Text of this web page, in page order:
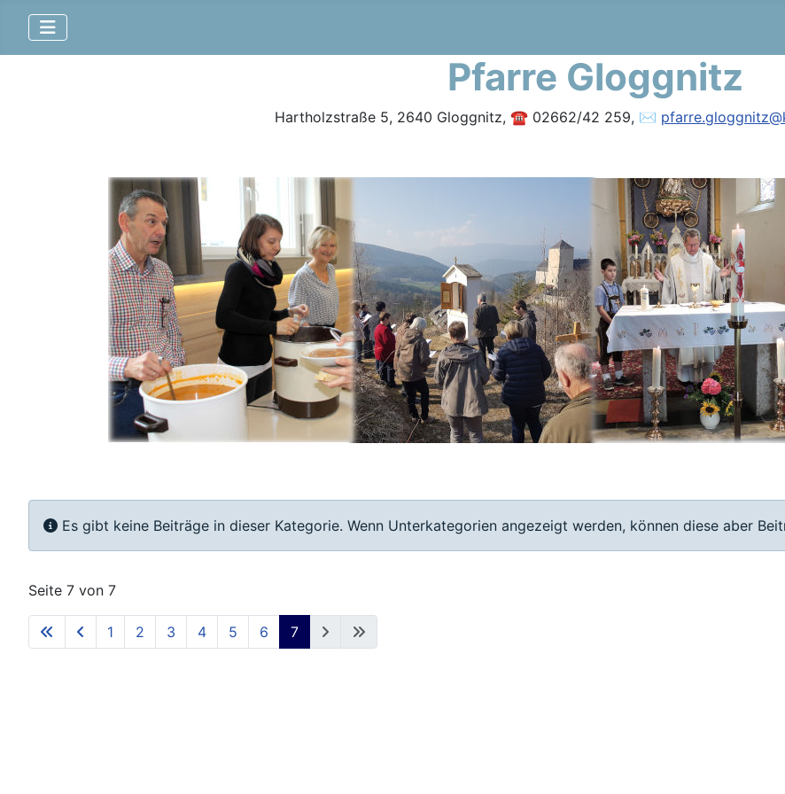
Pfarre Gloggnitz
Hartholzstraße 5, 2640 Gloggnitz, ☎ 02662/42 259, ✉
Info
Es gibt keine Beiträge in dieser Kategorie. Wenn Unterkategorien angezeigt werden, können diese aber
Seite 7 von 7
1 2 3 4 5 6 7